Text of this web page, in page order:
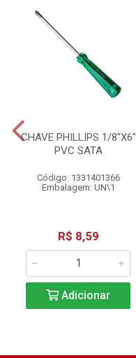
CHAVE PHILLIPS 1/8"X6"
PVC SATA
Código: 1331401366
Embalagem: UN\1
R$ 8,59
Adicionar